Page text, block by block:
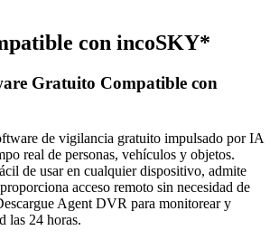
con incoSKY*
Gratuito Compatible con
de vigilancia gratuito impulsado por IA
real de personas, vehículos y objetos.
de usar en cualquier dispositivo, admite
acceso remoto sin necesidad de
Agent DVR para monitorear y
las 24 horas.